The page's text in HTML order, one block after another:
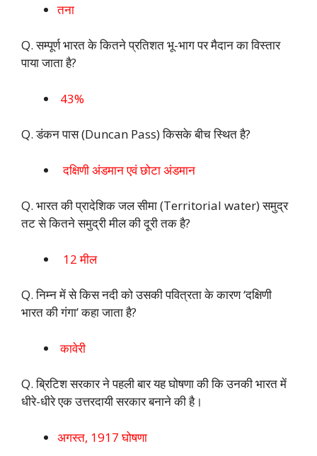
तना
Q. सम्पूर्ण भारत के कितने प्रतिशत भू-भाग पर मैदान का विस्तार
पाया जाता है?
43%
Q. डंकन पास (Duncan Pass) किसके बीच स्थित है?
दक्षिणी अंडमान एवं छोटा अंडमान
Q. भारत की प्रादेशिक जल सीमा (Territorial water) समुद्र
तट से कितने समुद्री मील की दूरी तक है?
12 मील
Q. निम्न में से किस नदी को उसकी पवित्रता के कारण ‘दक्षिणी
भारत की गंगा’ कहा जाता है?
कावेरी
Q. ब्रिटिश सरकार ने पहली बार यह घोषणा की कि उनकी भारत में
धीरे-धीरे एक उत्तरदायी सरकार बनाने की है।
अगस्त, 1917 घोषणा